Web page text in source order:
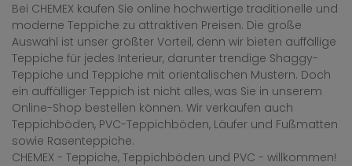
Bei CHEMEX kaufen Sie online hochwertige traditionelle und
moderne Teppiche zu attraktiven Preisen. Die große
Auswahl ist unser größter Vorteil, denn wir bieten auffällige
Teppiche für jedes Interieur, darunter trendige Shaggy-
Teppiche und Teppiche mit orientalischen Mustern. Doch
ein auffälliger Teppich ist nicht alles, was Sie in unserem
Online-Shop bestellen können. Wir verkaufen auch
Teppichböden, PVC-Teppichböden, Läufer und Fußmatten
sowie Rasenteppiche.
CHEMEX - Teppiche, Teppichböden und PVC - willkommen!